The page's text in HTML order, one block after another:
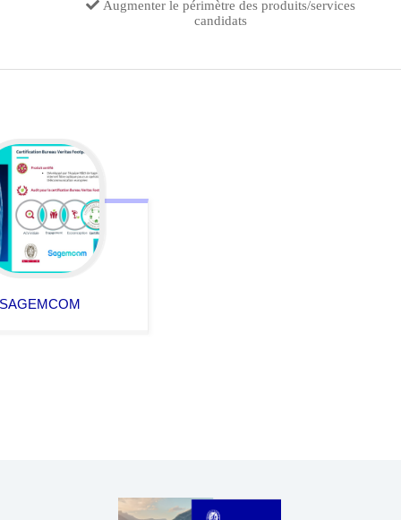
Augmenter le périmètre des produits/services
candidats
SAGEMCOM